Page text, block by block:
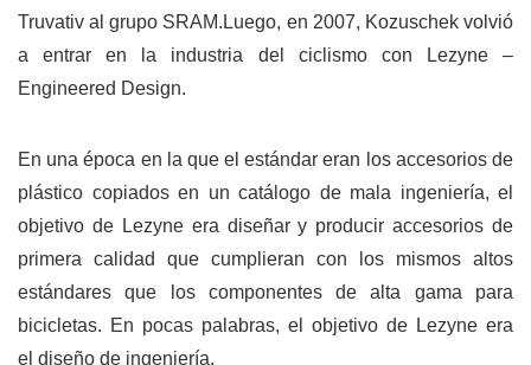
Truvativ al grupo SRAM.Luego, en 2007, Kozuschek volvió
a entrar en la industria del ciclismo con Lezyne –
Engineered Design.
En una época en la que el estándar eran los accesorios de
plástico copiados en un catálogo de mala ingeniería, el
objetivo de Lezyne era diseñar y producir accesorios de
primera calidad que cumplieran con los mismos altos
estándares que los componentes de alta gama para
bicicletas. En pocas palabras, el objetivo de Lezyne era
el diseño de ingeniería.